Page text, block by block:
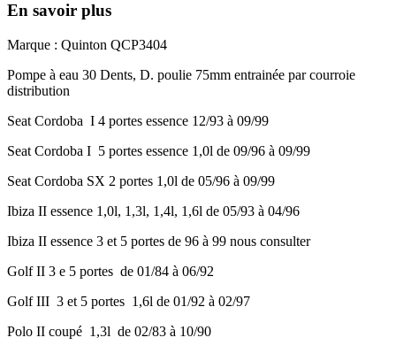
En savoir plus
Marque : Quinton QCP3404
Pompe à eau 30 Dents, D. poulie 75mm entrainée par courroie
distribution
Seat Cordoba I 4 portes essence 12/93 à 09/99
Seat Cordoba I 5 portes essence 1,0l de 09/96 à 09/99
Seat Cordoba SX 2 portes 1,0l de 05/96 à 09/99
Ibiza II essence 1,0l, 1,3l, 1,4l, 1,6l de 05/93 à 04/96
Ibiza II essence 3 et 5 portes de 96 à 99 nous consulter
Golf II 3 e 5 portes de 01/84 à 06/92
Golf III 3 et 5 portes 1,6l de 01/92 à 02/97
Polo II coupé 1,3l de 02/83 à 10/90